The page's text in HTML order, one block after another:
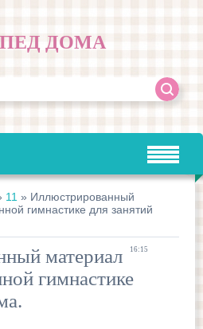
ДОМА
11 » Иллюстрированный
гимнастике для занятий
16:15
материал
гимнастике